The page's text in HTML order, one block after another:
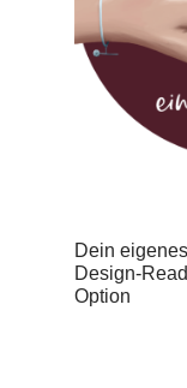
Dein
Design-
Option